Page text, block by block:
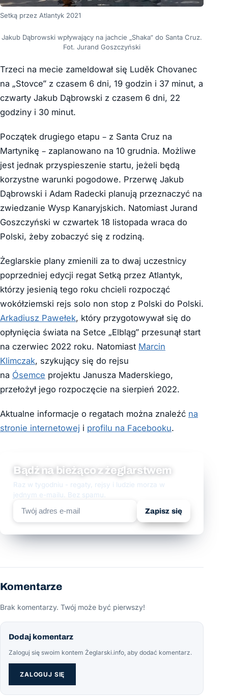
Setką przez Atlantyk 2021
Jakub Dąbrowski wpływający na jachcie „Shaka” do Santa Cruz.
Fot. Jurand Goszczyński
Trzeci na mecie zameldował się Luděk Chovanec
na „Stovce” z czasem 6 dni, 19 godzin i 37 minut, a
czwarty Jakub Dąbrowski z czasem 6 dni, 22
godziny i 30 minut.
Początek drugiego etapu – z Santa Cruz na
Martynikę – zaplanowano na 10 grudnia. Możliwe
jest jednak przyspieszenie startu, jeżeli będą
korzystne warunki pogodowe. Przerwę Jakub
Dąbrowski i Adam Radecki planują przeznaczyć na
zwiedzanie Wysp Kanaryjskich. Natomiast Jurand
Goszczyński w czwartek 18 listopada wraca do
Polski, żeby zobaczyć się z rodziną.
Żeglarskie plany zmienili za to dwaj uczestnicy
poprzedniej edycji regat Setką przez Atlantyk,
którzy jesienią tego roku chcieli rozpocząć
wokółziemski rejs solo non stop z Polski do Polski.
Arkadiusz Pawełek, który przygotowywał się do
opłynięcia świata na Setce „Elbląg” przesunął start
na czerwiec 2022 roku. Natomiast Marcin
Klimczak, szykujący się do rejsu
na Ósemce projektu Janusza Maderskiego,
przełożył jego rozpoczęcie na sierpień 2022.
Aktualne informacje o regatach można znaleźć na
stronie internetowej i profilu na Facebooku.
Bądź na bieżąco z żeglarstwem
Raz w tygodniu - regaty, rejsy i ludzie morza w
jednym e-mailu. Bez spamu.
Zapisz się
Komentarze
Brak komentarzy. Twój może być pierwszy!
Dodaj komentarz
Zaloguj się swoim kontem Żeglarski.info, aby dodać komentarz.
ZALOGUJ SIĘ